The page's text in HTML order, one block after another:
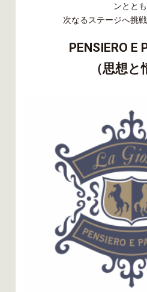
ンとと
次なるステージへ挑
PENSIERO E
（思想と